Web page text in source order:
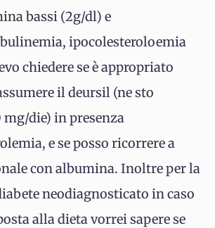
bassi (2g/dl) e
ipocolesteroloemia
chiedere se è appropriato
il deursil (ne sto
die) in presenza
e se posso ricorrere a
con albumina. Inoltre per la
neodiagnosticato in caso
alla dieta vorrei sapere se